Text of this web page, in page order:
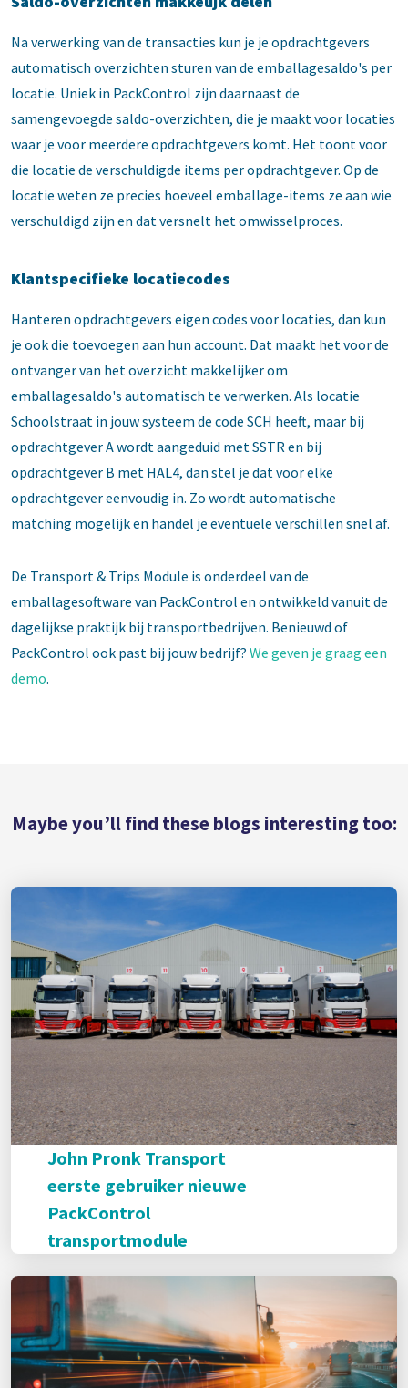
Na verwerking van de transacties kun je je opdrachtgevers
automatisch overzichten sturen van de emballagesaldo's per
locatie. Uniek in PackControl zijn daarnaast de
samengevoegde saldo-overzichten, die je maakt voor locaties
waar je voor meerdere opdrachtgevers komt. Het toont voor
die locatie de verschuldigde items per opdrachtgever. Op de
locatie weten ze precies hoeveel emballage-items ze aan wie
verschuldigd zijn en dat versnelt het omwisselproces.
Klantspecifieke locatiecodes
Hanteren opdrachtgevers eigen codes voor locaties, dan kun
je ook die toevoegen aan hun account. Dat maakt het voor de
ontvanger van het overzicht makkelijker om
emballagesaldo's automatisch te verwerken. Als locatie
Schoolstraat in jouw systeem de code SCH heeft, maar bij
opdrachtgever A wordt aangeduid met SSTR en bij
opdrachtgever B met HAL4, dan stel je dat voor elke
opdrachtgever eenvoudig in. Zo wordt automatische
matching mogelijk en handel je eventuele verschillen snel af.
De Transport & Trips Module is onderdeel van de
emballagesoftware van PackControl en ontwikkeld vanuit de
dagelijkse praktijk bij transportbedrijven. Benieuwd of
PackControl ook past bij jouw bedrijf? We geven je graag een
demo.
Maybe you’ll find these blogs interesting too:
John Pronk Transport
eerste gebruiker nieuwe
PackControl
transportmodule